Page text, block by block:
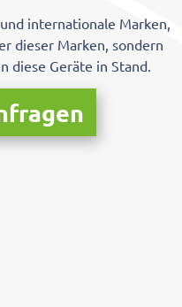
internationale Marken,
dieser Marken, sondern
diese Geräte in Stand.